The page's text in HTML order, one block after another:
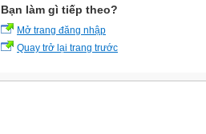
Bạn làm gì tiếp theo?
Mở trang đăng nhập
Quay trở lại trang trước